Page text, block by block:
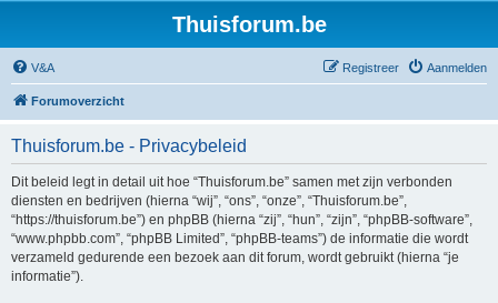
Thuisforum.be
V&A Aanmelden
Registreer
Forumoverzicht
Thuisforum.be - Privacybeleid
Dit beleid legt in detail uit hoe “Thuisforum.be” samen met zijn verbonden
diensten en bedrijven (hierna “wij”, “ons”, “onze”, “Thuisforum.be”,
“https://thuisforum.be”) en phpBB (hierna “zij”, “hun”, “zijn”, “phpBB-software”,
“www.phpbb.com”, “phpBB Limited”, “phpBB-teams”) de informatie die wordt
verzameld gedurende een bezoek aan dit forum, wordt gebruikt (hierna “je
informatie”).